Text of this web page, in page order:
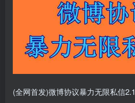
(全网首发)微博协议暴力无限私信2.1